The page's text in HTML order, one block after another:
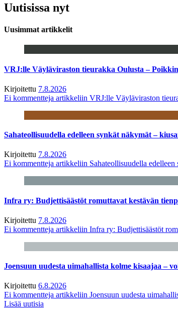
Uutisissa nyt
Uusimmat artikkelit
VRJ:lle Väyläviraston tieurakka Oulusta –
Kirjoitettu 7.8.2026
Ei kommentteja artikkeliin VRJ:lle Väyläviraston
Sahateollisuudella edelleen synkät näkymät –
Kirjoitettu 7.8.2026
Ei kommentteja artikkeliin Sahateollisuudella
Infra ry: Budjettisäästöt romuttavat kestävän
Kirjoitettu 7.8.2026
Ei kommentteja artikkeliin Infra ry: Budjettisäästöt
Joensuun uudesta uimahallista kolme kisaajaa –
Kirjoitettu 6.8.2026
Ei kommentteja artikkeliin Joensuun uudesta
Lisää uutisia